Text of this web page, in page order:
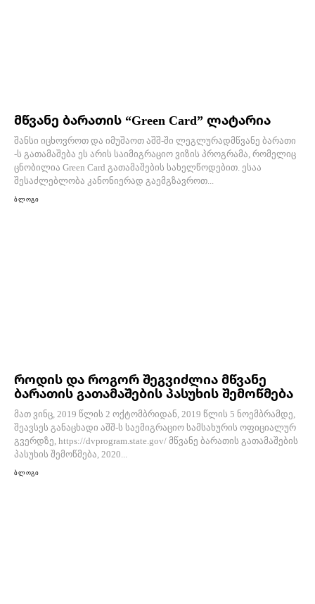
მწვანე ბარათის “Green Card” ლატარია
შანსი იცხოვროთ და იმუშაოთ აშშ-ში ლეგლურადმწვანე ბარათი
-ს გათამაშება ეს არის საიმიგრაციო ვიზის პროგრამა, რომელიც
ცნობილია Green Card გათამაშების სახელწოდებით. ესაა
შესაძლებლობა კანონიერად გაემგზავროთ...
ბლოგი
როდის და როგორ შეგვიძლია მწვანე
ბარათის გათამაშების პასუხის შემოწმება
მათ ვინც, 2019 წლის 2 ოქტომბრიდან, 2019 წლის 5 ნოემბრამდე,
შეავსეს განაცხადი აშშ-ს საემიგრაციო სამსახურის ოფიციალურ
გვერდზე, https://dvprogram.state.gov/ მწვანე ბარათის გათამაშების
პასუხის შემოწმება, 2020...
ბლოგი